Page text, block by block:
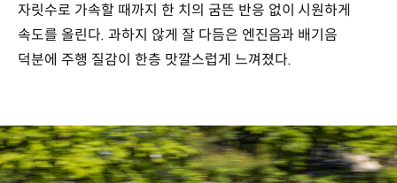
자릿수로 가속할 때까지 한 치의 굼뜬 반응 없이 시원하게
속도를 올린다. 과하지 않게 잘 다듬은 엔진음과 배기음
덕분에 주행 질감이 한층 맛깔스럽게 느껴졌다.